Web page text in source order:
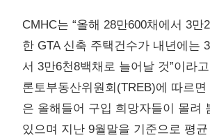
CMHC는 “올해 28만600채에서 3만
한 GTA 신축 주택건수가 내년에는
서 3만6천8백채로 늘어날 것”이라
론토부동산위원회(TREB)에 따르면
은 올해들어 구입 희망자들이 몰려
있으며 지난 9월말을 기준으로 평